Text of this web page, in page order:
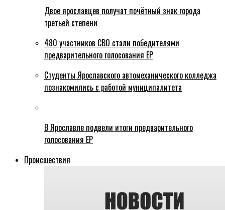
Двое ярославцев получат почётный знак города
третьей степени
480 участников СВО стали победителями
предварительного голосования ЕР
Студенты Ярославского автомеханического колледжа
познакомились с работой муниципалитета
В Ярославле подвели итоги предварительного
голосования ЕР
Происшествия